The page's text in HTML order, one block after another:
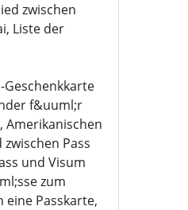
zwischen
Liste der
Geschenkkarte
f&uuml;r
Amerikanischen
Pass
und Visum
zum
eine Passkarte,